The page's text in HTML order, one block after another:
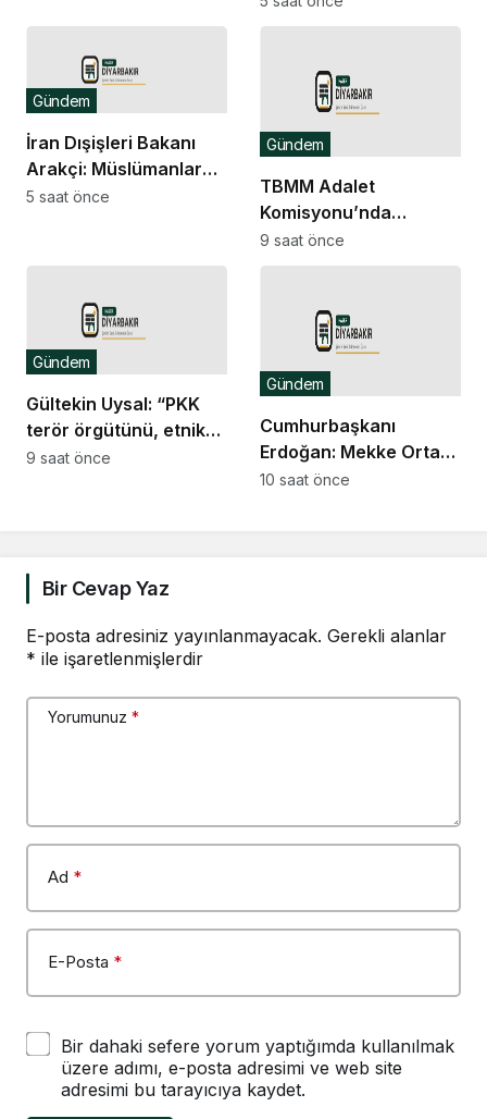
inşa edelim” önerisi
Partili Olgun: Meclis
komisyon
kamuoyundan
kaçıramaz
İran Dışişleri Bakanı
Arakçi: Müslümanlar
birlikte durduğunda
Gündem
5 saat önce
TBMM Adalet
Komisyonu’nda
“çerçeve yasa” teklifi
görüşmelerinde salon
yaşandı
Gündem
9 saat önce
Gültekin Uysal: “PKK
terör örgütünü, etnik
grubun temsili
Gündem
9 saat önce
Cumhurbaşkanı
Erdoğan: Mekke Ortak
Savunma Anlaşması
Gündem
10 saat önce
Bir Cevap Yaz
E-posta adresiniz yayınlanmayacak. Gerekli alanlar
* ile işaretlenmişlerdir
Yorumunuz *
Ad *
E-Posta *
Bir dahaki sefere yorum yaptığımda kullanılmak
üzere adımı, e-posta adresimi ve web site
adresimi bu tarayıcıya kaydet.